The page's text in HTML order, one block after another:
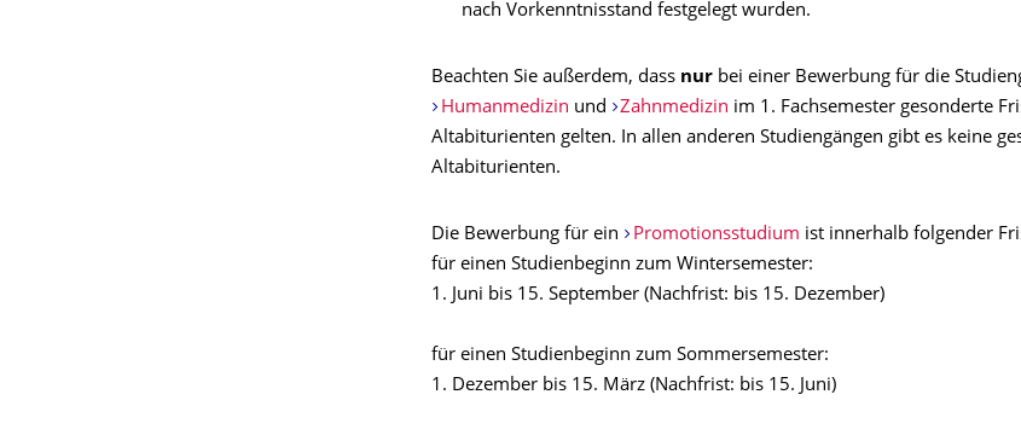
nach Vorkenntnisstand festgelegt wurden.
Beachten Sie außerdem, dass nur bei einer Bewerbung für die
Humanmedizin und Zahnmedizin im 1. Fachsemester gesonderte
Altabiturienten gelten. In allen anderen Studiengängen gibt es keine
Altabiturienten.
Die Bewerbung für ein Promotionsstudium ist innerhalb folgender
für einen Studienbeginn zum Wintersemester:
1. Juni bis 15. September (Nachfrist: bis 15. Dezember)
für einen Studienbeginn zum Sommersemester:
1. Dezember bis 15. März (Nachfrist: bis 15. Juni)